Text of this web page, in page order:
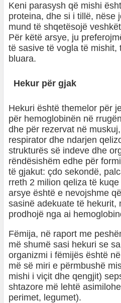
Keni parasysh që mishi
proteina, dhe si i tillë, nëse
mund të shqetësojë
Për këtë arsye, ju
të sasive të vogla të mishit,
bluara.
Hekur për gjak
Hekuri është themelor për
për hemoglobinën në
dhe për rezervat në
respirator dhe ndarjen
strukturës së indeve dhe
rëndësishëm edhe për
të gjakut: çdo sekondë,
rreth 2 milion qeliza të
arsye është e nevojshme
sasinë adekuate të hekurit,
prodhojë nga ai
Fëmija, në raport me
më shumë sasi hekuri se
organizmi i fëmijës është
më së miri e përmbushë
mishi i viçit dhe qengjit)
shtazore më lehtë
perimet, legumet).